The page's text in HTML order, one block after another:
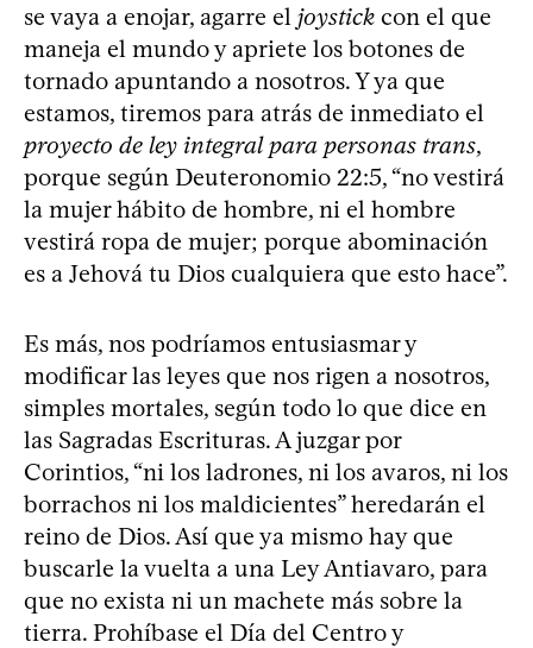
se vaya a enojar, agarre el joystick con el que
maneja el mundo y apriete los botones de
tornado apuntando a nosotros. Y ya que
estamos, tiremos para atrás de inmediato el
proyecto de ley integral para personas trans,
porque según Deuteronomio 22:5, “no vestirá
la mujer hábito de hombre, ni el hombre
vestirá ropa de mujer; porque abominación
es a Jehová tu Dios cualquiera que esto hace”.
Es más, nos podríamos entusiasmar y
modificar las leyes que nos rigen a nosotros,
simples mortales, según todo lo que dice en
las Sagradas Escrituras. A juzgar por
Corintios, “ni los ladrones, ni los avaros, ni los
borrachos ni los maldicientes” heredarán el
reino de Dios. Así que ya mismo hay que
buscarle la vuelta a una Ley Antiavaro, para
que no exista ni un machete más sobre la
tierra. Prohíbase el Día del Centro y